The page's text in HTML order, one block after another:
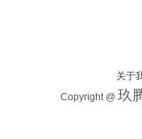
关于
Copyright @ 玖